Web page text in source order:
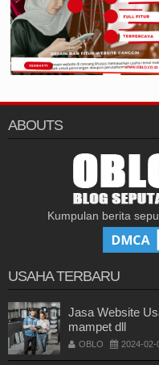
ABOUTS
Kumpulan berita
USAHA TERBARU
Jasa Website
mampet dll
OBLO 2024-02-